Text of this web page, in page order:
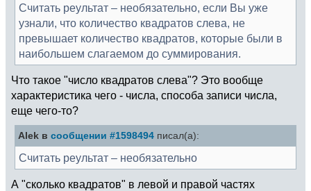
Считать реультат – необязательно, если Вы уже
узнали, что количество квадратов слева, не
превышает количество квадратов, которые были в
наибольшем слагаемом до суммирования.
Что такое "число квадратов слева"? Это вообще
характеристика чего - числа, способа записи числа,
еще чего-то?
Alek в сообщении #1598494 писал(а):
Считать реультат – необязательно
А "сколько квадратов" в левой и правой частях